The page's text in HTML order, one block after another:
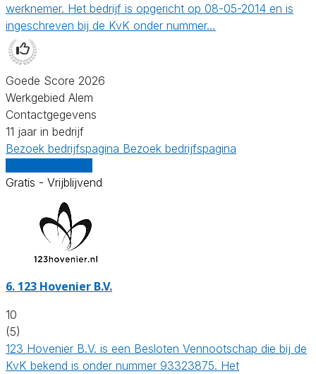
werknemer. Het bedrijf is opgericht op 08-05-2014 en is
ingeschreven bij de KvK onder nummer…
Goede Score 2026
Werkgebied Alem
Contactgegevens
11 jaar in bedrijf
Bezoek bedrijfspagina Bezoek bedrijfspagina
Gratis - Vrijblijvend
6. 123 Hovenier B.V.
10
(5)
123 Hovenier B.V. is een Besloten Vennootschap die bij de
KvK bekend is onder nummer 93323875. Het